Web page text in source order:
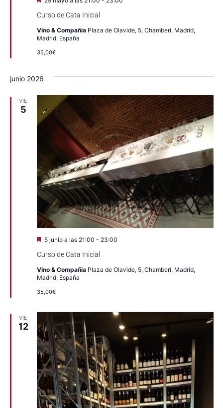
Curso de Cata Inicial
Vino & Compañia Plaza de Olavide, 5, Chamberí, Madrid,
Madrid, España
35,00€
junio 2026
VIE
5
Curso de Cata Inicial
Destacado
5 junio a las 21:00 - 23:00
Vino & Compañia Plaza de Olavide, 5, Chamberí, Madrid,
Madrid, España
35,00€
VIE
12